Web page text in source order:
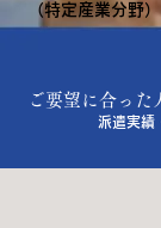
（特定産業分野）
ご要望に合った
派遣実績